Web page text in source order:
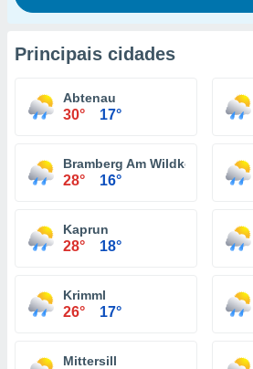
Principais cidades
Abtenau
30° 17°
Bramberg Am Wildkogel
28° 16°
Kaprun
28° 18°
Krimml
26° 17°
Mittersill